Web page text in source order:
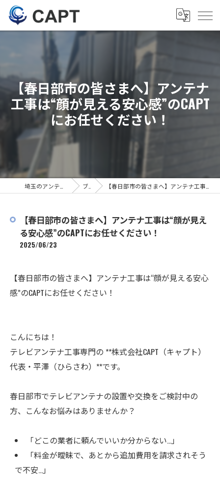
【春日部市の皆さまへ】アンテナ
工事は“顔が見える安心感”のCAPT
にお任せください！
ブログ 【春日部市の皆さまへ】アンテナ工事は“顔が見える安心感”のCAPTにお任せください！
【春日部市の皆さまへ】アンテナ工事は“顔が見え
る安心感”のCAPTにお任せください！
2025/06/23
【春日部市の皆さまへ】アンテナ工事は“顔が見える安心
感”のCAPTにお任せください！
こんにちは！
テレビアンテナ工事専門の **株式会社CAPT（キャプト）
代表・平澤（ひらさわ）**です。
春日部市でテレビアンテナの設置や交換をご検討中の
方、こんなお悩みはありませんか？
「どこの業者に頼んでいいか分からない…」
「料金が曖昧で、あとから追加費用を請求されそう
で不安…」